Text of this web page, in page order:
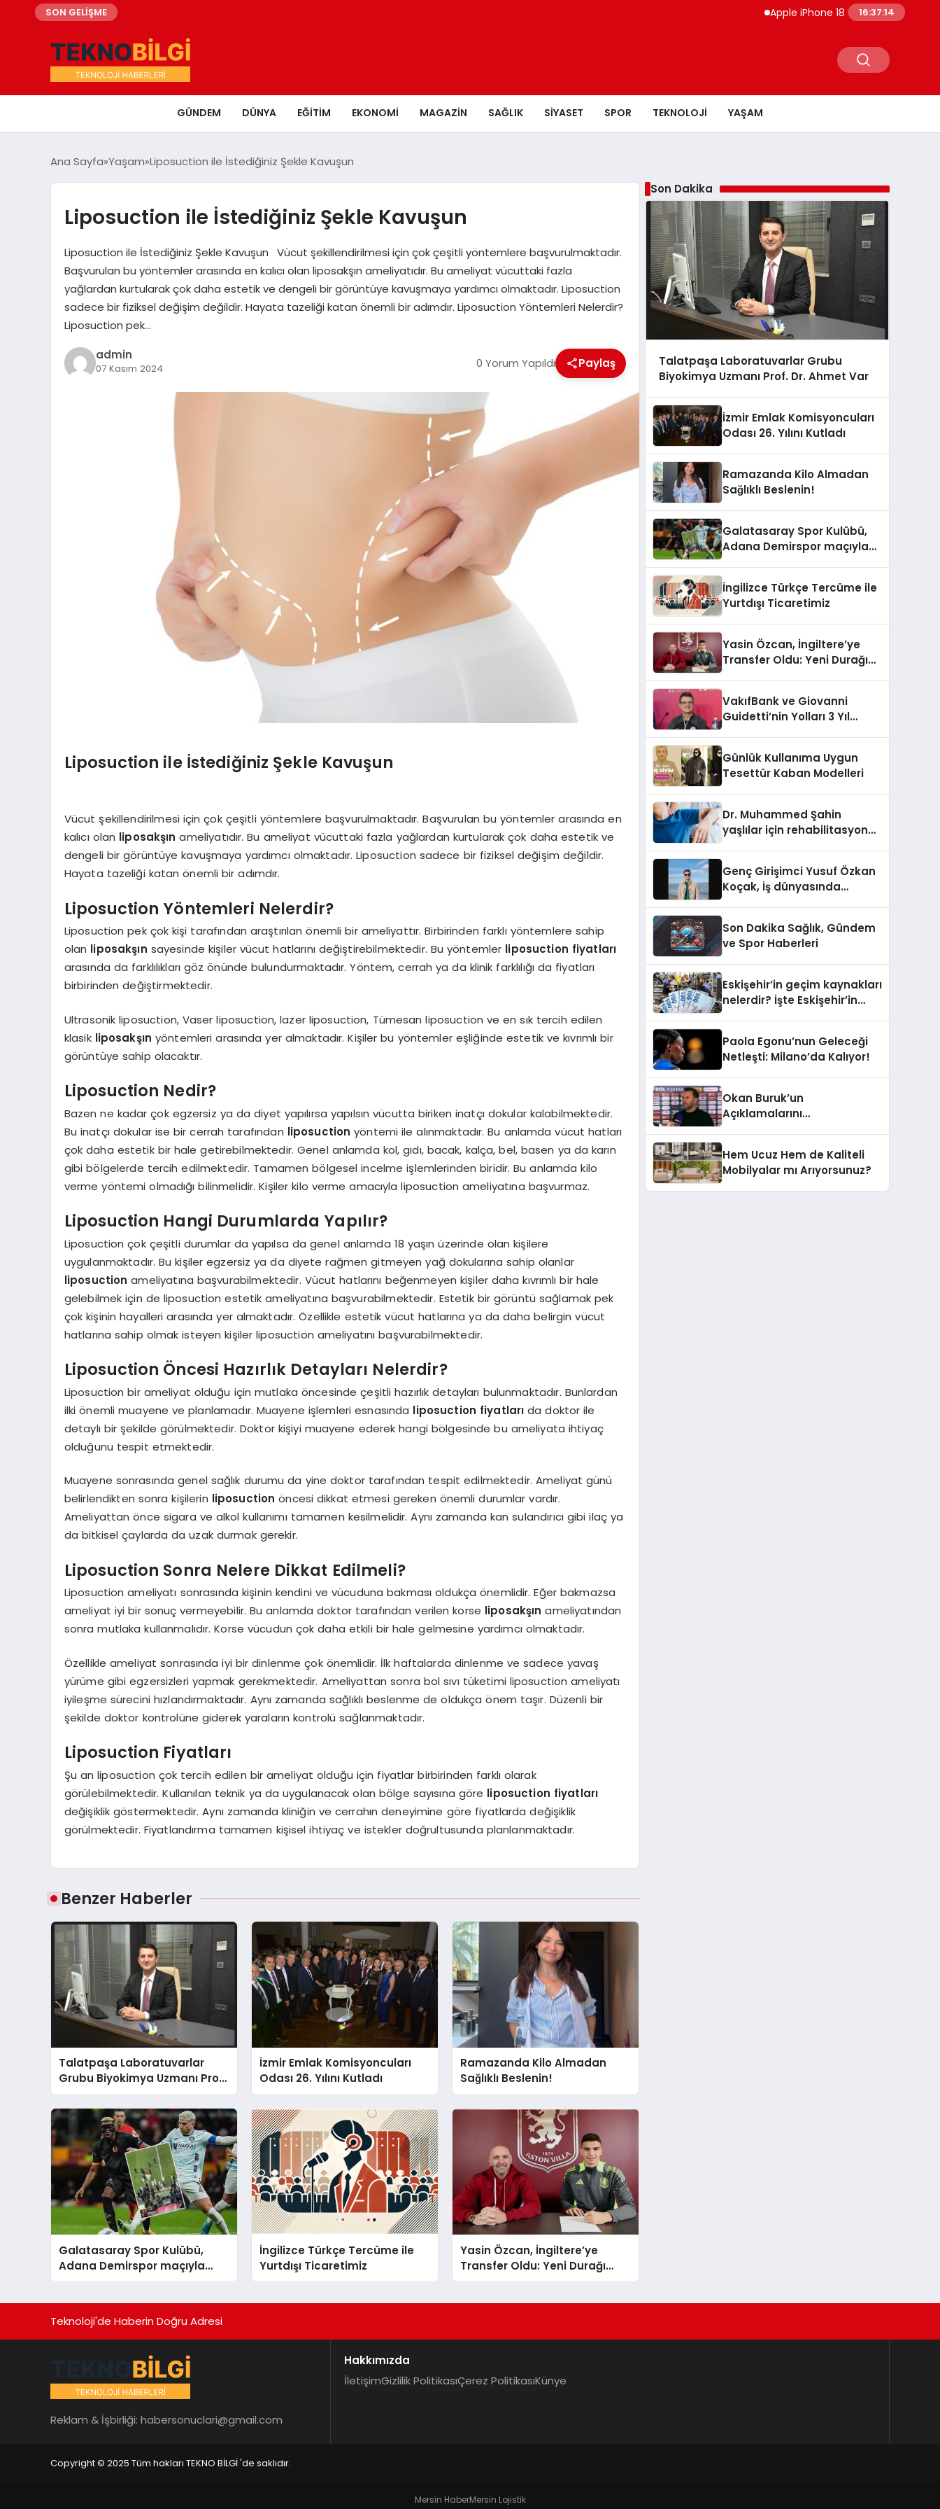
SON GELİŞME Apple iPhone 18 Pro Etkinlik Tarihi Sızdı
16:37:15
GÜNDEM DÜNYA EĞITIM EKONOMI MAGAZIN SAĞLIK SIYASET SPOR TEKNOLOJI YAŞAM
Ana Sayfa Yaşam Liposuction ile İstediğiniz Şekle Kavuşun
Liposuction ile İstediğiniz Şekle Kavuşun
Liposuction ile İstediğiniz Şekle Kavuşun Vücut şekillendirilmesi için çok çeşitli yöntemlere başvurulmaktadır.
Başvurulan bu yöntemler arasında en kalıcı olan liposakşın ameliyatıdır. Bu ameliyat vücuttaki fazla
yağlardan kurtularak çok daha estetik ve dengeli bir görüntüye kavuşmaya yardımcı olmaktadır. Liposuction
sadece bir fiziksel değişim değildir. Hayata tazeliği katan önemli bir adımdır. Liposuction Yöntemleri Nelerdir?
Liposuction pek…
admin
07 Kasım 2024 0 Yorum Yapıldı Paylaş
Liposuction ile İstediğiniz Şekle Kavuşun
Vücut şekillendirilmesi için çok çeşitli yöntemlere başvurulmaktadır. Başvurulan bu yöntemler arasında en
kalıcı olan liposakşın ameliyatıdır. Bu ameliyat vücuttaki fazla yağlardan kurtularak çok daha estetik ve
dengeli bir görüntüye kavuşmaya yardımcı olmaktadır. Liposuction sadece bir fiziksel değişim değildir.
Hayata tazeliği katan önemli bir adımdır.
Liposuction Yöntemleri Nelerdir?
Liposuction pek çok kişi tarafından araştırılan önemli bir ameliyattır. Birbirinden farklı yöntemlere sahip
olan liposakşın sayesinde kişiler vücut hatlarını değiştirebilmektedir. Bu yöntemler liposuction fiyatları
arasında da farklılıkları göz önünde bulundurmaktadır. Yöntem, cerrah ya da klinik farklılığı da fiyatları
birbirinden değiştirmektedir.
Ultrasonik liposuction, Vaser liposuction, lazer liposuction, Tümesan liposuction ve en sık tercih edilen
klasik liposakşın yöntemleri arasında yer almaktadır. Kişiler bu yöntemler eşliğinde estetik ve kıvrımlı bir
görüntüye sahip olacaktır.
Liposuction Nedir?
Bazen ne kadar çok egzersiz ya da diyet yapılırsa yapılsın vücutta biriken inatçı dokular kalabilmektedir.
Bu inatçı dokular ise bir cerrah tarafından liposuction yöntemi ile alınmaktadır. Bu anlamda vücut hatları
çok daha estetik bir hale getirebilmektedir. Genel anlamda kol, gıdı, bacak, kalça, bel, basen ya da karın
gibi bölgelerde tercih edilmektedir. Tamamen bölgesel incelme işlemlerinden biridir. Bu anlamda kilo
verme yöntemi olmadığı bilinmelidir. Kişiler kilo verme amacıyla liposuction ameliyatına başvurmaz.
Liposuction Hangi Durumlarda Yapılır?
Liposuction çok çeşitli durumlar da yapılsa da genel anlamda 18 yaşın üzerinde olan kişilere
uygulanmaktadır. Bu kişiler egzersiz ya da diyete rağmen gitmeyen yağ dokularına sahip olanlar
liposuction ameliyatına başvurabilmektedir. Vücut hatlarını beğenmeyen kişiler daha kıvrımlı bir hale
gelebilmek için de liposuction estetik ameliyatına başvurabilmektedir. Estetik bir görüntü sağlamak pek
çok kişinin hayalleri arasında yer almaktadır. Özellikle estetik vücut hatlarına ya da daha belirgin vücut
hatlarına sahip olmak isteyen kişiler liposuction ameliyatını başvurabilmektedir.
Liposuction Öncesi Hazırlık Detayları Nelerdir?
Liposuction bir ameliyat olduğu için mutlaka öncesinde çeşitli hazırlık detayları bulunmaktadır. Bunlardan
ilki önemli muayene ve planlamadır. Muayene işlemleri esnasında liposuction fiyatları da doktor ile
detaylı bir şekilde görülmektedir. Doktor kişiyi muayene ederek hangi bölgesinde bu ameliyata ihtiyaç
olduğunu tespit etmektedir.
Muayene sonrasında genel sağlık durumu da yine doktor tarafından tespit edilmektedir. Ameliyat günü
belirlendikten sonra kişilerin liposuction öncesi dikkat etmesi gereken önemli durumlar vardır.
Ameliyattan önce sigara ve alkol kullanımı tamamen kesilmelidir. Aynı zamanda kan sulandırıcı gibi ilaç ya
da bitkisel çaylarda da uzak durmak gerekir.
Liposuction Sonra Nelere Dikkat Edilmeli?
Liposuction ameliyatı sonrasında kişinin kendini ve vücuduna bakması oldukça önemlidir. Eğer bakmazsa
ameliyat iyi bir sonuç vermeyebilir. Bu anlamda doktor tarafından verilen korse liposakşın ameliyatından
sonra mutlaka kullanmalıdır. Korse vücudun çok daha etkili bir hale gelmesine yardımcı olmaktadır.
Özellikle ameliyat sonrasında iyi bir dinlenme çok önemlidir. İlk haftalarda dinlenme ve sadece yavaş
yürüme gibi egzersizleri yapmak gerekmektedir. Ameliyattan sonra bol sıvı tüketimi liposuction ameliyatı
iyileşme sürecini hızlandırmaktadır. Aynı zamanda sağlıklı beslenme de oldukça önem taşır. Düzenli bir
şekilde doktor kontrolüne giderek yaraların kontrolü sağlanmaktadır.
Liposuction Fiyatları
Şu an liposuction çok tercih edilen bir ameliyat olduğu için fiyatlar birbirinden farklı olarak
görülebilmektedir. Kullanılan teknik ya da uygulanacak olan bölge sayısına göre liposuction fiyatları
değişiklik göstermektedir. Aynı zamanda kliniğin ve cerrahın deneyimine göre fiyatlarda değişiklik
görülmektedir. Fiyatlandırma tamamen kişisel ihtiyaç ve istekler doğrultusunda planlanmaktadır.
Benzer Haberler
Talatpaşa Laboratuvarlar
Grubu Biyokimya Uzmanı Prof.
Dr. Ahmet Var
İzmir Emlak Komisyoncuları
Odası 26. Yılını Kutladı
Ramazanda Kilo Almadan
Sağlıklı Beslenin!
Galatasaray Spor Kulübü,
Adana Demirspor maçıyla
ilgili yaşanan olayların
İngilizce Türkçe Tercüme ile
Yurtdışı Ticaretimiz
Yasin Özcan, İngiltere’ye
Transfer Oldu: Yeni Durağı
Aston Villa!
Son Dakika
Talatpaşa Laboratuvarlar Grubu
Biyokimya Uzmanı Prof. Dr. Ahmet Var
İzmir Emlak Komisyoncuları
Odası 26. Yılını Kutladı
Ramazanda Kilo Almadan
Sağlıklı Beslenin!
Galatasaray Spor Kulübü,
Adana Demirspor maçıyla
başvuru yapıldığını duyurdu.
İngilizce Türkçe Tercüme ile
Yurtdışı Ticaretimiz
Yasin Özcan, İngiltere’ye
Transfer Oldu: Yeni Durağı
VakıfBank ve Giovanni
Guidetti’nin Yolları 3 Yıl
Günlük Kullanıma Uygun
Tesettür Kaban Modelleri
Dr. Muhammed Şahin
yaşlılar için rehabilitasyon
Genç Girişimci Yusuf Özkan
Koçak, İş dünyasında
Son Dakika Sağlık, Gündem
ve Spor Haberleri
Eskişehir’in geçim kaynakları
nelerdir? İşte Eskişehir’in
Paola Egonu’nun Geleceği
Netleşti: Milano’da Kalıyor!
Okan Buruk’un
Açıklamalarını
Hem Ucuz Hem de Kaliteli
Mobilyalar mı Arıyorsunuz?
Teknoloji'de Haberin Doğru Adresi
Reklam & İşbirliği: habersonuclari@gmail.com
Hakkımızda
İletişimGizlilik PolitikasıÇerez PolitikasıKünye
Copyright © 2025 Tüm hakları TEKNO BİLGİ 'de saklıdır.
Mersin HaberMersin Lojistik